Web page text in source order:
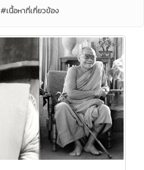
#เนื้อหาที่เกี่ยวข้อง